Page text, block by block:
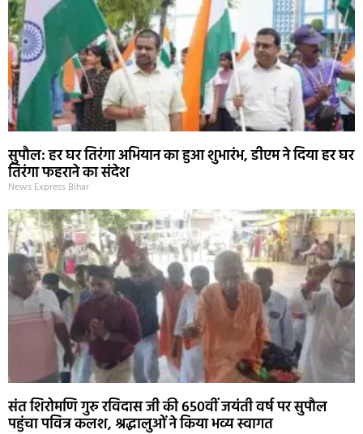
सुपौल: हर घर तिरंगा अभियान का हुआ शुभारंभ, डीएम ने दिया हर घर
तिरंगा फहराने का संदेश
News Express Bihar
संत शिरोमणि गुरु रविदास जी की 650वीं जयंती वर्ष पर सुपौल
पहुंचा पवित्र कलश, श्रद्धालुओं ने किया भव्य स्वागत